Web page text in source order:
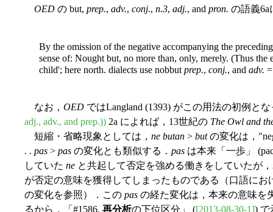
OED の but, prep., adv., conj., n.3, adj., and pron. の語義
By the omission of the negative accompanying the
sense of: Nought but, no more than, only, merely. (Thus
child'; here north. dialects use nobbut prep., conj., and adv.
なお， OED ではLangland (1393) がこの用法の初例と
adj., adv., and prep.)) 2a によれば，13世紀の The Owl and
短縮・省略現象としては， ne butan > butの変化は，
. . pas > pas の変化とも類似する． pas は本来「一歩」
していた ne と共起して否定を強める働きをしていたが，
が否定の意味を獲得してしまったものである（口語にお
の変化を参照）．この pas の経た変化は，本来の意味を
るから，「#1586. 再分析の下位区分」 ([2013-08-30-1]) で